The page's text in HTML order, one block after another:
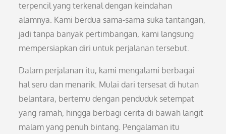
terpencil yang terkenal dengan keindahan
alamnya. Kami berdua sama-sama suka tantangan,
jadi tanpa banyak pertimbangan, kami langsung
mempersiapkan diri untuk perjalanan tersebut.
Dalam perjalanan itu, kami mengalami berbagai
hal seru dan menarik. Mulai dari tersesat di hutan
belantara, bertemu dengan penduduk setempat
yang ramah, hingga berbagi cerita di bawah langit
malam yang penuh bintang. Pengalaman itu